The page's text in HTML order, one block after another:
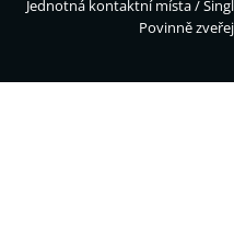
Jednotná kontaktní místa /
Povinně